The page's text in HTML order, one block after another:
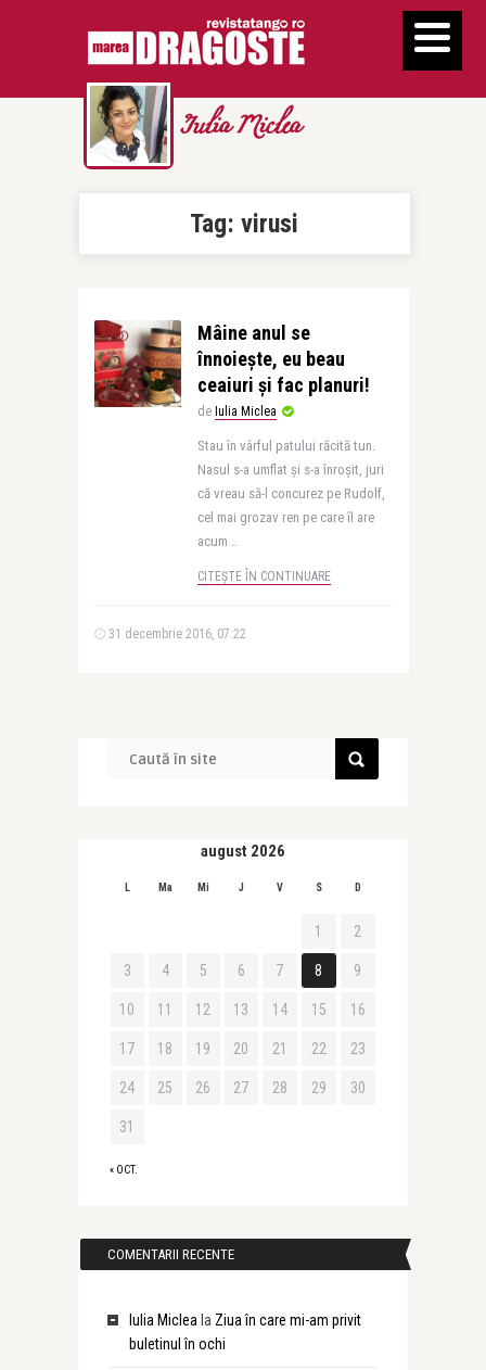
Iulia Miclea
Tag: virusi
Mâine anul se
înnoiește, eu beau
ceaiuri și fac planuri!
de Iulia Miclea
Stau în vârful patului răcită tun.
Nasul s-a umflat și s-a înroșit, juri
că vreau să-l concurez pe Rudolf,
cel mai grozav ren pe care îl are
acum ..
CITEȘTE ÎN CONTINUARE
31 decembrie 2016, 07:22
august 2026
L Ma Mi J V S D
« OCT.
1 2
3 4 5 6 7 8 9
10 11 12 13 14 15 16
17 18 19 20 21 22 23
24 25 26 27 28 29 30
31
COMENTARII RECENTE
Iulia Miclea la Ziua în care mi-am privit
buletinul în ochi